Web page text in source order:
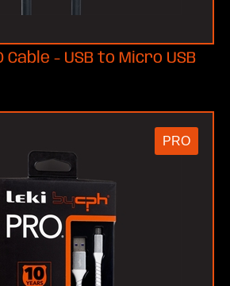
Cable - USB to Micro USB
PRO